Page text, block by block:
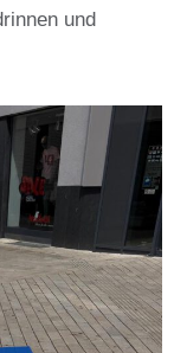
und